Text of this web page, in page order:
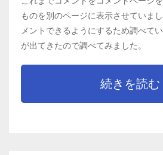
ものを別のページに表示させていま
メントできるようにするため調べて
が出てきたので調べてみました。
続きを読む